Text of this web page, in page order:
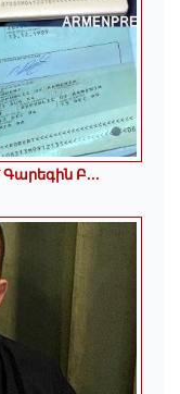
Բ...